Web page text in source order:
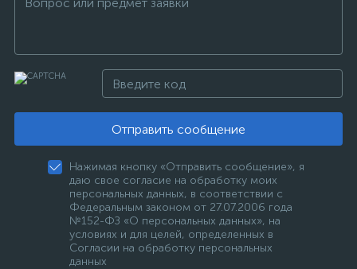
Отправить сообщение
Нажимая кнопку «Отправить сообщение», я
даю свое согласие на обработку моих
персональных данных, в соответствии с
Федеральным законом от 27.07.2006 года
№152-ФЗ «О персональных данных», на
условиях и для целей, определенных в
Согласии на обработку персональных
данных